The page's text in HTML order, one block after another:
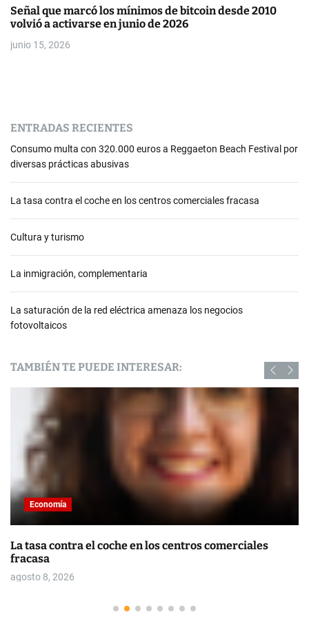
Señal que marcó los mínimos de bitcoin desde 2010
volvió a activarse en junio de 2026
junio 15, 2026
ENTRADAS RECIENTES
Consumo multa con 320.000 euros a Reggaeton Beach Festival por
diversas prácticas abusivas
La tasa contra el coche en los centros comerciales fracasa
Cultura y turismo
La inmigración, complementaria
La saturación de la red eléctrica amenaza los negocios
fotovoltaicos
TAMBIÉN TE PUEDE INTERESAR:
Economía
La tasa contra el coche en los centros comerciales
fracasa
agosto 8, 2026